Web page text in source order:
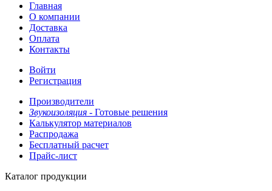
Главная
О компании
Доставка
Оплата
Контакты
Войти
Регистрация
Производители
Звукоизоляция - Готовые решения
Калькулятор материалов
Распродажа
Бесплатный расчет
Прайс-лист
Каталог продукции